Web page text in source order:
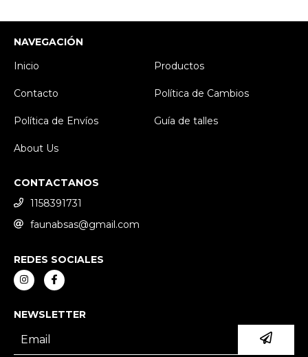
NAVEGACIÓN
Inicio
Productos
Contacto Política de Cambios
Política de Envíos Guía de talles
About Us
CONTACTANOS
1158391731
faunabsas@gmail.com
REDES SOCIALES
NEWSLETTER